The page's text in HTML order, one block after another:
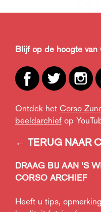
Blijf op de hoogte van
Ontdek het Corso
beeldarchief op
← TERUG NAAR
DRAAG BIJ AAN ‘S
CORSO ARCHIEF
Heeft u tips,